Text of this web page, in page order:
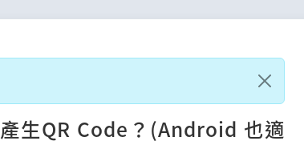
生QR Code？(Android 也適